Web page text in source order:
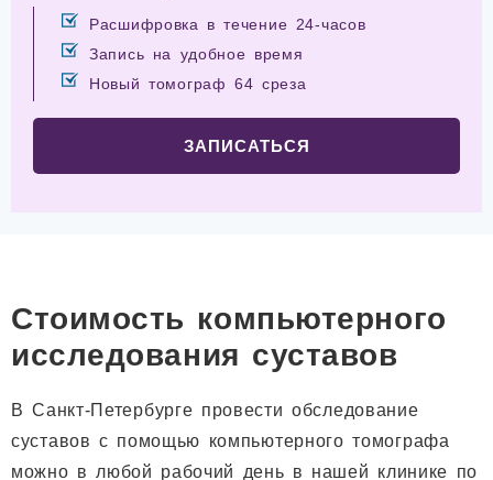
Расшифровка в течение 24-часов
Запись на удобное время
Новый томограф 64 среза
ЗАПИСАТЬСЯ
Стоимость компьютерного
исследования суставов
В Санкт-Петербурге провести обследование
суставов с помощью компьютерного томографа
можно в любой рабочий день в нашей клинике по